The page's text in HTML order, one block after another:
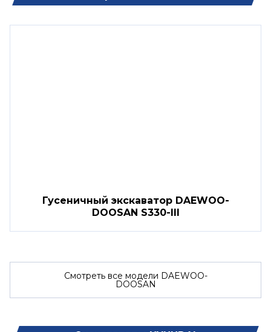
Гусеничный экскаватор DAEWOO-
DOOSAN S330-III
Смотреть все модели DAEWOO-
DOOSAN